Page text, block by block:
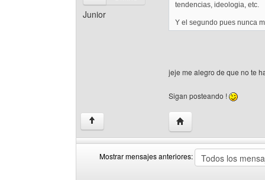
Junior
tendencias, ideologia, etc.
Y el segundo pues nunca
jeje me alegro de que no te
Sigan posteando !
↑ Visitar sitio web del
Mostrar mensajes anteriores: